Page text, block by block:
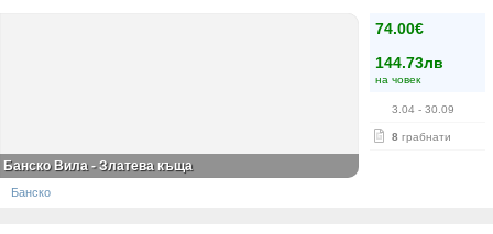
74.00€
144.73лв
на човек
3.04 - 30.09
8 грабнати
Банско Вила - Златева къща
Банско